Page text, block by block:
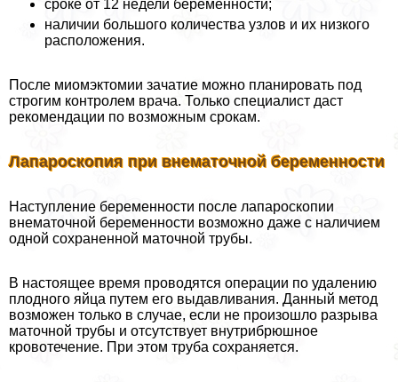
сроке от 12 недели беременности;
наличии большого количества узлов и их низкого
расположения.
После миомэктомии зачатие можно планировать под
строгим контролем врача. Только специалист даст
рекомендации по возможным срокам.
Лапароскопия при внематочной беременности
Наступление беременности после лапароскопии
внематочной беременности возможно даже с наличием
одной сохраненной маточной трубы.
В настоящее время проводятся операции по удалению
плодного яйца путем его выдавливания. Данный метод
возможен только в случае, если не произошло разрыва
маточной трубы и отсутствует внутрибрюшное
кровотечение. При этом труба сохраняется.